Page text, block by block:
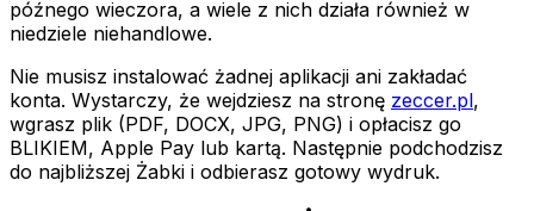
późnego wieczora, a wiele z nich działa również w
niedziele niehandlowe.
Nie musisz instalować żadnej aplikacji ani zakładać
konta. Wystarczy, że wejdziesz na stronę zeccer.pl,
wgrasz plik (PDF, DOCX, JPG, PNG) i opłacisz go
BLIKIEM, Apple Pay lub kartą. Następnie podchodzisz
do najbliższej Żabki i odbierasz gotowy wydruk.